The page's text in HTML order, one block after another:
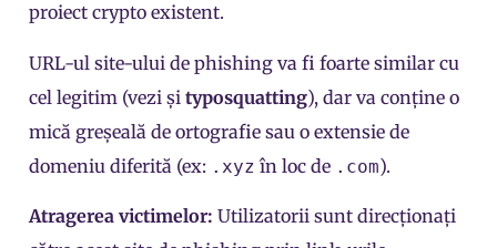
proiect crypto existent.
URL-ul site-ului de phishing va fi foarte similar cu
cel legitim (vezi și typosquatting), dar va conține o
mică greșeală de ortografie sau o extensie de
domeniu diferită (ex: .xyz în loc de .com).
Atragerea victimelor: Utilizatorii sunt direcționați